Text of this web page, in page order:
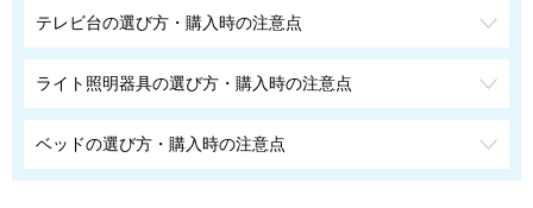
テレビ台の選び方・購入時の注意点
ライト照明器具の選び方・購入時の注意点
ベッドの選び方・購入時の注意点